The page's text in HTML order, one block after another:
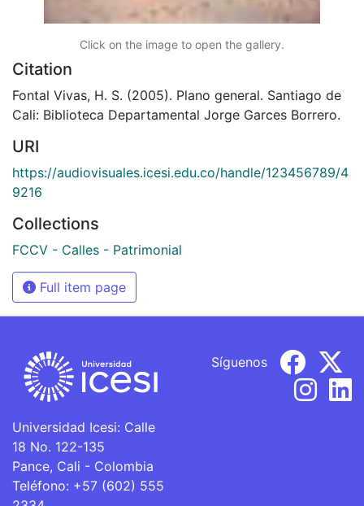
Click on the image to open the gallery.
Citation
Fontal Vivas, H. S. (2005). Plano general. Santiago de
Cali: Biblioteca Departamental Jorge Garces Borrero.
URI
https://audiovisuales.icesi.edu.co/handle/123456789/4
9216
Collections
FCCV - Calles - Patrimonial
Full item page
Universidad Icesi: Calle
18 No. 122-135
Pance, Cali - Colombia
Teléfono: +57 (602) 555
Síguenos